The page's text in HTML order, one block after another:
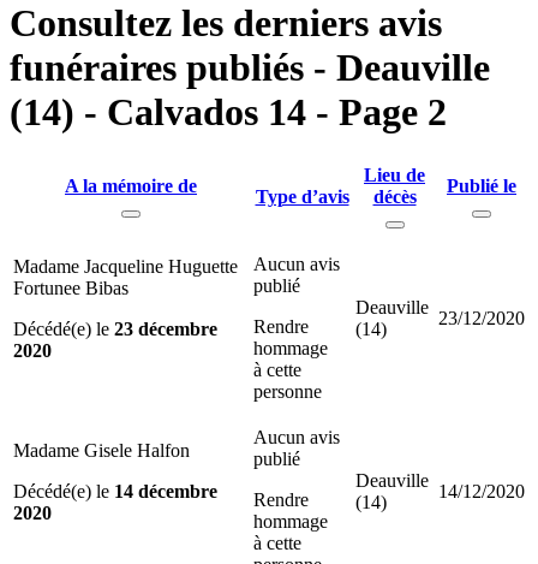
Consultez les derniers avis
funéraires publiés - Deauville
(14) - Calvados 14 - Page 2
A la mémoire de
Type d’avis
Lieu de
décès
Publié le
Madame Jacqueline Huguette
Fortunee Bibas
Décédé(e) le 23 décembre
2020
Aucun avis
publié
Rendre
hommage
à cette
personne
Deauville
(14)
23/12/2020
Madame Gisele Halfon
Décédé(e) le 14 décembre
2020
Aucun avis
publié
Rendre
hommage
à cette
Deauville
(14)
14/12/2020